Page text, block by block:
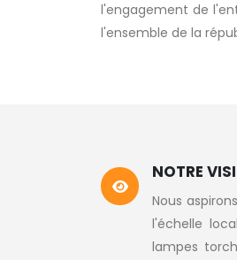
l'engagement de
l'ensemble de la
NOTRE
Nous
l'échelle
lampes